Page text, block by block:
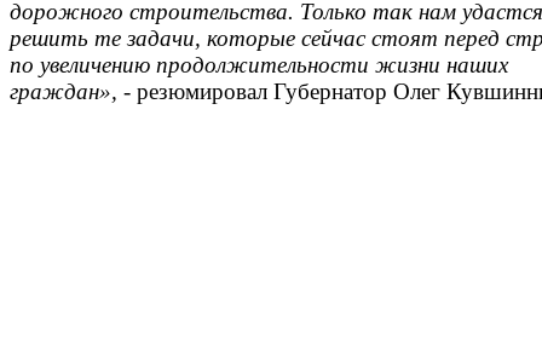
дорожного строительства. Только так нам удастся
решить те задачи, которые сейчас стоят перед
по увеличению продолжительности жизни наших
граждан», - резюмировал Губернатор Олег